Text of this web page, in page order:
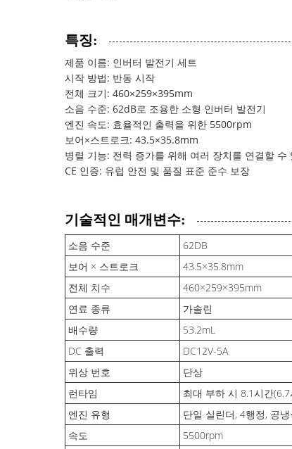
특징:
제품 이름: 인버터 발전기 세트
시작 방법: 반동 시작
전체 크기: 460×259×395mm
소음 수준: 62dB로 조용한 소형 인버터 발전기
엔진 속도: 효율적인 출력을 위한 5500rpm
보어×스트로크: 43.5×35.8mm
병렬 기능: 전력 증가를 위해 여러 장치를 연결할 수
CE 인증: 유럽 안전 및 품질 표준 준수 보장
기술적인 매개변수:
소음 수준
62DB
보어 × 스트로크
43.5×35.8mm
전체 치수
460×259×395mm
연료 종류
가솔린
배수량
53.2mL
DC 출력
DC12V-5A
위상 번호
단상
런타임
최대 부하 시 8.1시간
엔진 유형
단일 실린더, 4행정, 공
속도
5500rpm